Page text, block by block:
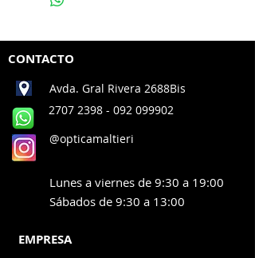
CONTACTO
Avda. Gral Rivera 2688Bis
2707 2398 - 092 099902
@opticamaltieri
Lunes a viernes de 9:30 a 19:00
Sábados de 9:30 a 13:00
EMPRESA